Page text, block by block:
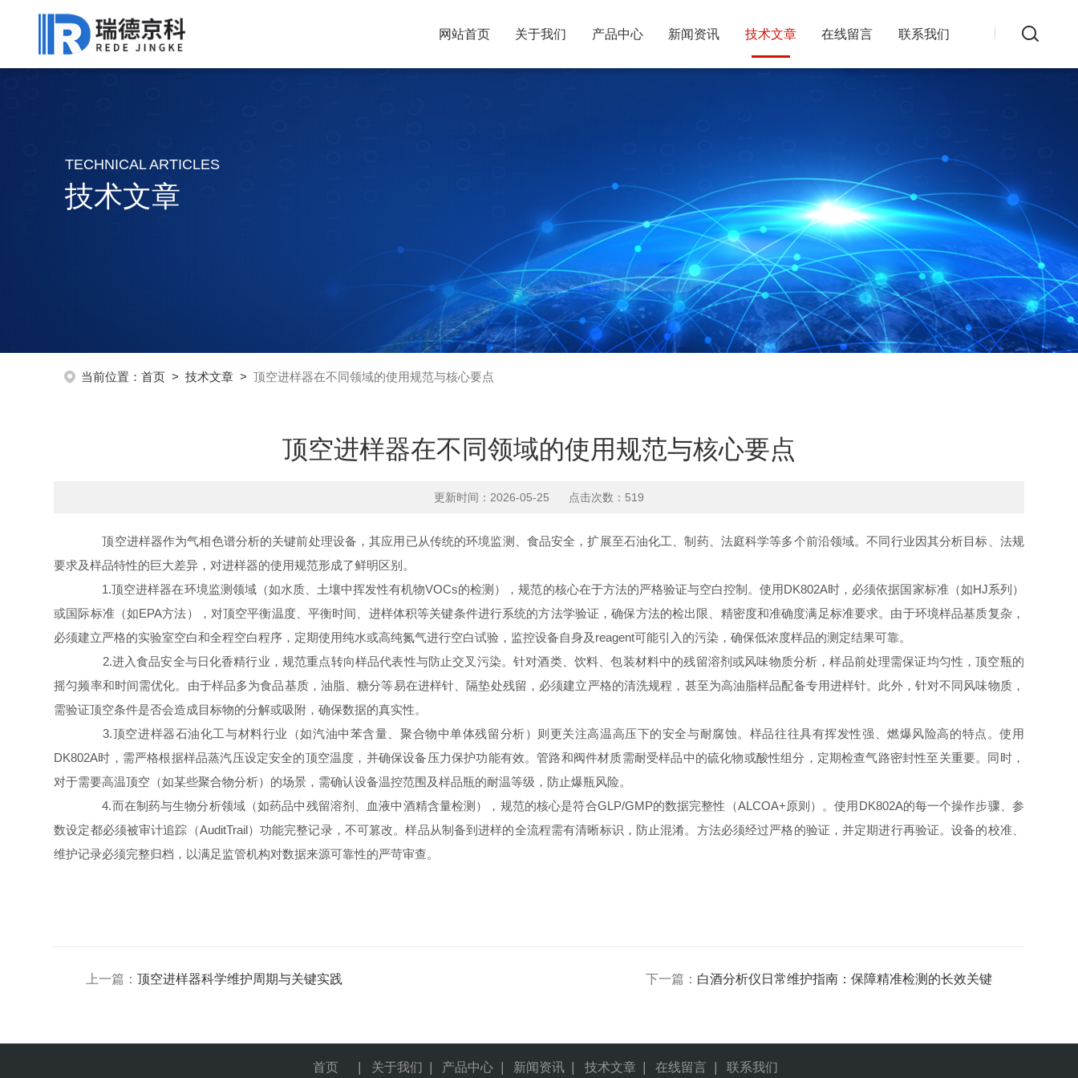
网站首页 关于我们 产品中心 新闻资讯 技术文章 在线留言 联系我们
TECHNICAL ARTICLES
技术文章
当前位置：首页 >技术文章 >顶空进样器在不同领域的使用规范与核心要点
顶空进样器在不同领域的使用规范与核心要点
更新时间：2026-05-25 点击次数：519
顶空进样器作为气相色谱分析的关键前处理设备，其应用已从传统的环境监测、食品安全，扩展至石油化工、制药、法庭科学等多个前沿领域。不同行业因其分析目标、法规
要求及样品特性的巨大差异，对进样器的使用规范形成了鲜明区别。
1.顶空进样器在环境监测领域（如水质、土壤中挥发性有机物VOCs的检测），规范的核心在于方法的严格验证与空白控制。使用DK802A时，必须依据国家标准（如HJ系列）
或国际标准（如EPA方法），对顶空平衡温度、平衡时间、进样体积等关键条件进行系统的方法学验证，确保方法的检出限、精密度和准确度满足标准要求。由于环境样品基质复杂，
必须建立严格的实验室空白和全程空白程序，定期使用纯水或高纯氮气进行空白试验，监控设备自身及reagent可能引入的污染，确保低浓度样品的测定结果可靠。
2.进入食品安全与日化香精行业，规范重点转向样品代表性与防止交叉污染。针对酒类、饮料、包装材料中的残留溶剂或风味物质分析，样品前处理需保证均匀性，顶空瓶的
摇匀频率和时间需优化。由于样品多为食品基质，油脂、糖分等易在进样针、隔垫处残留，必须建立严格的清洗规程，甚至为高油脂样品配备专用进样针。此外，针对不同风味物质，
需验证顶空条件是否会造成目标物的分解或吸附，确保数据的真实性。
3.顶空进样器石油化工与材料行业（如汽油中苯含量、聚合物中单体残留分析）则更关注高温高压下的安全与耐腐蚀。样品往往具有挥发性强、燃爆风险高的特点。使用
DK802A时，需严格根据样品蒸汽压设定安全的顶空温度，并确保设备压力保护功能有效。管路和阀件材质需耐受样品中的硫化物或酸性组分，定期检查气路密封性至关重要。同时，
对于需要高温顶空（如某些聚合物分析）的场景，需确认设备温控范围及样品瓶的耐温等级，防止爆瓶风险。
4.而在制药与生物分析领域（如药品中残留溶剂、血液中酒精含量检测），规范的核心是符合GLP/GMP的数据完整性（ALCOA+原则）。使用DK802A的每一个操作步骤、参
数设定都必须被审计追踪（AuditTrail）功能完整记录，不可篡改。样品从制备到进样的全流程需有清晰标识，防止混淆。方法必须经过严格的验证，并定期进行再验证。设备的校准、
维护记录必须完整归档，以满足监管机构对数据来源可靠性的严苛审查。
上一篇：顶空进样器科学维护周期与关键实践 下一篇： 白酒分析仪日常维护指南：保障精准检测的长效关键
首页 关于我们 产品中心 新闻资讯 技术文章 在线留言 联系我们